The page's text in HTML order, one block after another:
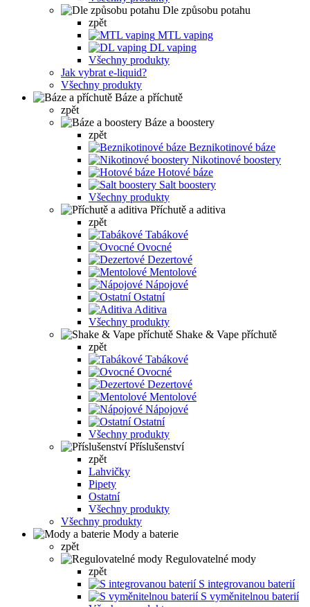
Dle způsobu potahu
zpět
MTL vaping
DL vaping
Všechny produkty
Jak vybrat e-liquid?
Všechny produkty
Báze a příchutě
zpět
Báze a boostery
zpět
Beznikotinové báze
Nikotinové boostery
Hotové báze
Salt boostery
Všechny produkty
Příchutě a aditiva
zpět
Tabákové
Ovocné
Dezertové
Mentolové
Nápojové
Ostatní
Aditiva
Všechny produkty
Shake & Vape příchutě
zpět
Tabákové
Ovocné
Dezertové
Mentolové
Nápojové
Ostatní
Všechny produkty
Příslušenství
zpět
Lahvičky
Pipety
Ostatní
Všechny produkty
Všechny produkty
Mody a baterie
zpět
Regulovatelné mody
zpět
S integrovanou baterií
S vyměnitelnou baterií